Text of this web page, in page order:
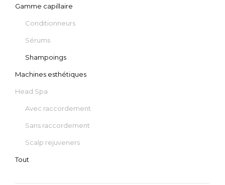
CHOIX DES OPTIONS
Gamme capillaire
Conditionneurs
Sérums
Shampoings
Machines esthétiques
Head Spa
Avec raccordement
Sans raccordement
Scalp rejuveners
Tout